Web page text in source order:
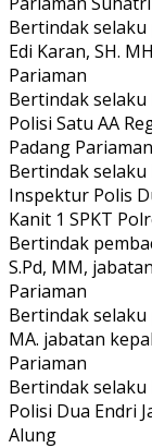
Bertindak selaku
Edi Karan, SH.
Pariaman
Bertindak
Polisi Satu AA
Padang Pariaman
Bertindak
Inspektur Polis
Kanit 1 SPKT
Bertindak
S.Pd, MM,
Pariaman
Bertindak selaku
MA. jabatan
Pariaman
Bertindak
Polisi Dua Endri
Alung